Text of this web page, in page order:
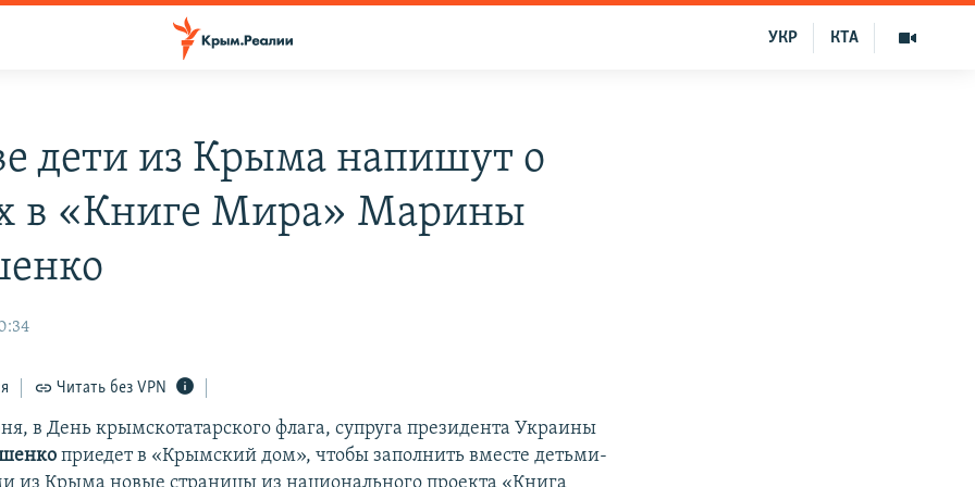
КТА
УКР
дети из Крыма напишут о
в «Книге Мира» Марины
Читать без VPN
в День крымскотатарского флага, супруга президента Украины
приедет в «Крымский дом», чтобы заполнить вместе детьми-